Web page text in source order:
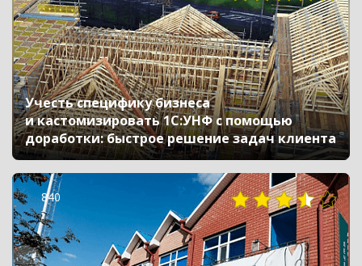
Учесть специфику бизнеса
и кастомизировать 1С:УНФ с помощью
доработки: быстрое решение задач клиента
840